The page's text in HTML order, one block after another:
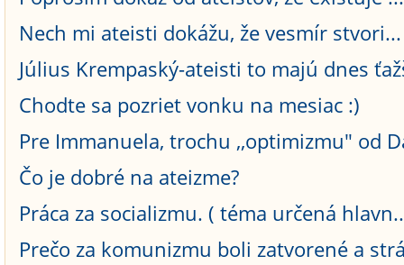
Nech mi ateisti dokážu, že vesmír stvori...
Július Krempaský-ateisti to majú dnes
Chodte sa pozriet vonku na mesiac :)
Pre Immanuela, trochu ,,optimizmu" od
Čo je dobré na ateizme?
Práca za socializmu. ( téma určená
Prečo za komunizmu boli zatvorené a